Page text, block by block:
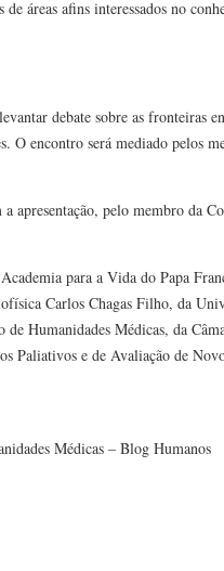
áreas afins interessados no
debate sobre as fronteiras
encontro será mediado pelos
apresentação, pelo membro da
para a Vida do Papa
Carlos Chagas Filho, da
Humanidades Médicas, da
Paliativos e de Avaliação de
Médicas – Blog Humanos